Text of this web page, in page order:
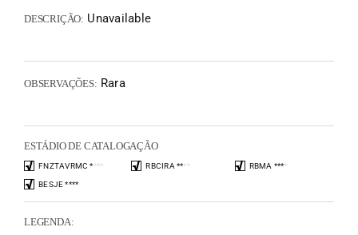
DESCRIÇÃO: Unavailable
OBSERVAÇÕES: Rara
ESTÁDIO DE CATALOGAÇÃO
FNZTAVRMC **** RBCIRA **** RBMA ****
BESJE ****
LEGENDA: